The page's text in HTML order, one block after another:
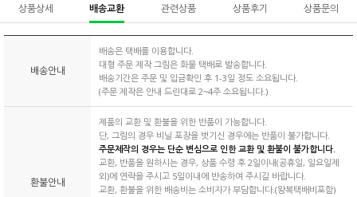
상품상세 배송교환 관련상품 상품후기 상품문의
배송안내
배송은 택배를 이용합니다.
대형 주문 제작 그림은 화물 택배로 발송합니다.
배송기간은 주문 및 입금확인 후 1-3일 정도 소요됩니다.
(주문 제작은 안내 드린대로 2~4주 소요됩니다.)
환불안내
제품의 교환 및 환불을 위한 반품이 가능합니다.
단, 그림의 경우 비닐 포장을 벗기신 경우에는 반품이 불가합니다.
주문제작의 경우는 단순 변심으로 인한 교환 및 환불이 불가합니다.
교환, 반품을 원하시는 경우, 상품 수령 후 2일이내(공휴일, 일요일제
외)에 연락을 주시고 5일이내에 반송하여 주시길 바랍니다.
교환, 환불을 위한 배송비는 소비자가 부담합니다.(왕복택배비포함)